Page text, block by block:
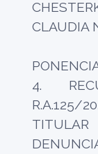
CLAUDIA
4.
R.A.125/